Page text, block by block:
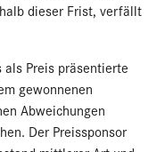
dieser Frist, verfällt
als Preis präsentierte
gewonnenen
Abweichungen
Der Preissponsor